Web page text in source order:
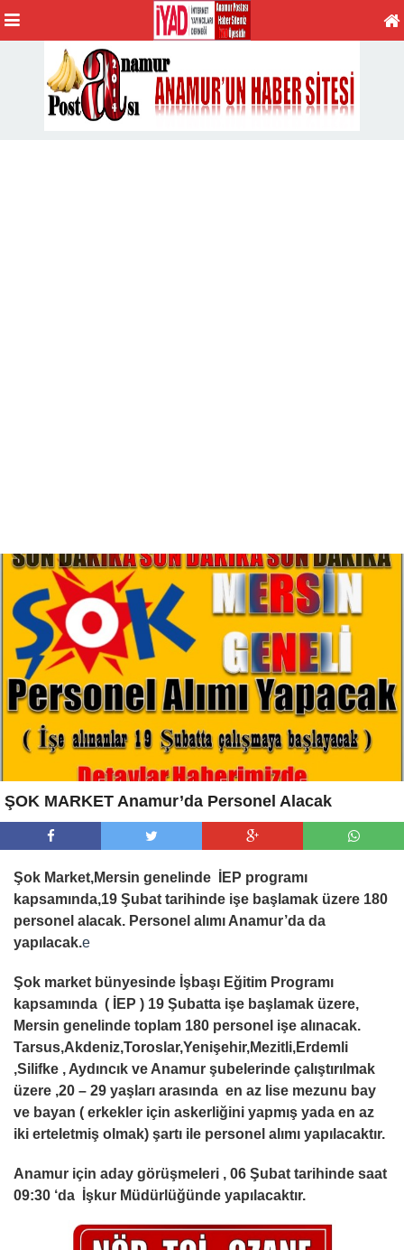
ŞOK MARKET Anamur’da Personel Alacak
Şok Market,Mersin genelinde İEP programı
kapsamında,19 Şubat tarihinde işe başlamak üzere 180
personel alacak. Personel alımı Anamur’da da
yapılacak.e
Şok market bünyesinde İşbaşı Eğitim Programı
kapsamında ( İEP ) 19 Şubatta işe başlamak üzere,
Mersin genelinde toplam 180 personel işe alınacak.
Tarsus,Akdeniz,Toroslar,Yenişehir,Mezitli,Erdemli
,Silifke , Aydıncık ve Anamur şubelerinde çalıştırılmak
üzere ,20 – 29 yaşları arasında en az lise mezunu bay
ve bayan ( erkekler için askerliğini yapmış yada en az
iki erteletmiş olmak) şartı ile personel alımı yapılacaktır.
Anamur için aday görüşmeleri , 06 Şubat tarihinde saat
09:30 ‘da İşkur Müdürlüğünde yapılacaktır.